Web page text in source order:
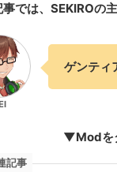
事では、SEKIROの
ゲンティ
▼Modを
記事